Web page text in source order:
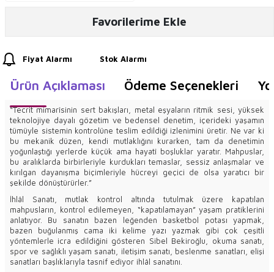
Favorilerime Ekle
Fiyat Alarmı Stok Alarmı
Ürün Açıklaması Ödeme Seçenekleri
“Tecrit mimarîsinin sert bakışları, metal eşyaların ritmik sesi, yüksek
teknolojiye dayalı gözetim ve bedensel denetim, içerideki yaşamın
tümüyle sistemin kontrolüne teslim edildiği izlenimini üretir. Ne var ki
bu mekanik düzen, kendi mutlaklığını kurarken, tam da denetimin
yoğunlaştığı yerlerde küçük ama hayatî boşluklar yaratır. Mahpuslar,
bu aralıklarda birbirleriyle kurdukları temaslar, sessiz anlaşmalar ve
kırılgan dayanışma biçimleriyle hücreyi geçici de olsa yaratıcı bir
şekilde dönüştürürler.”
İhlâl Sanatı, mutlak kontrol altında tutulmak üzere kapatılan
mahpusların, kontrol edilemeyen, “kapatılamayan” yaşam pratiklerini
anlatıyor. Bu sanatın bazen leğenden basketbol potası yapmak,
bazen buğulanmış cama iki kelime yazı yazmak gibi çok çeşitli
yöntemlerle icra edildiğini gösteren Sibel Bekiroğlu, okuma sanatı,
spor ve sağlıklı yaşam sanatı, iletişim sanatı, beslenme sanatları, elişi
sanatları başlıklarıyla tasnif ediyor ihlâl sanatını.